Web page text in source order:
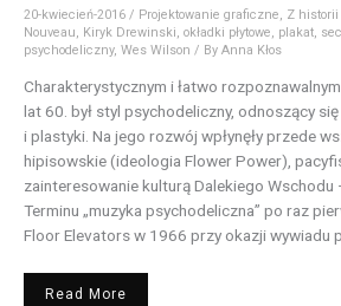
20-kwiecień-2016 / Projektowanie graficzne, Z
Nouveau, Kiryk Drewinski, okładki płytowe, plakat,
psychodeliczny, Wes Wilson / By Anna Kłos
Charakterystycznym i łatwo
lat 60. był styl psychodeliczny, odnoszący
i plastyki. Na jego rozwój wpłynęły przede
hipisowskie (ideologia Flower Power),
zainteresowanie kulturą Dalekiego Wschodu
Terminu „muzyka psychodeliczna” po raz
Floor Elevators w 1966 przy okazji wywiadu
Read More